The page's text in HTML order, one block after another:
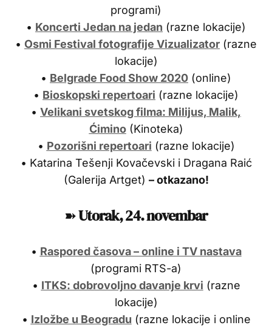
programi)
• Koncerti Jedan na jedan (razne lokacije)
• Osmi Festival fotografije Vizualizator (razne
lokacije)
• Belgrade Food Show 2020 (online)
• Bioskopski repertoari (razne lokacije)
• Velikani svetskog filma: Milijus, Malik,
Ćimino(Kinoteka)
• Pozorišni repertoari (razne lokacije)
• Katarina Tešenji Kovačevski i Dragana Raić
(Galerija Artget) – otkazano!
➽Utorak, 24. novembar
• Raspored časova – online i TV nastava
(programi RTS-a)
• ITKS: dobrovoljno davanje krvi (razne
lokacije)
• Izložbe u Beogradu (razne lokacije i online